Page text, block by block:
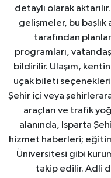
detaylı olarak
gelişmeler, bu başlık
tarafından
programları,
bildirilir. Ulaşım,
uçak bileti
Şehir içi veya
araçları ve trafik
alanında, Isparta
hizmet haberleri;
Üniversitesi gibi
takip edilir. Adli